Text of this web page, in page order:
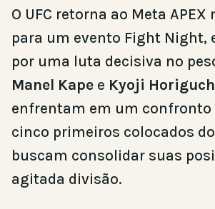
O UFC retorna ao Meta APEX
para um evento Fight Night,
por uma luta decisiva no
Manel Kape e Kyoji
enfrentam em um confronto
cinco primeiros colocados
buscam consolidar suas
agitada divisão.